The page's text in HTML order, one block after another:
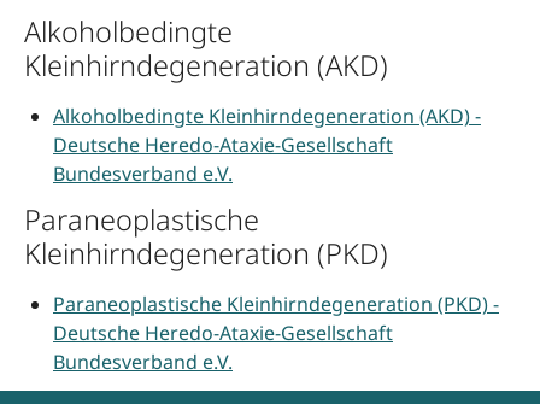
Alkoholbedingte
Kleinhirndegeneration (AKD)
Alkoholbedingte Kleinhirndegeneration (AKD) -
Deutsche Heredo-Ataxie-Gesellschaft
Bundesverband e.V.
Paraneoplastische
Kleinhirndegeneration (PKD)
Paraneoplastische Kleinhirndegeneration (PKD) -
Deutsche Heredo-Ataxie-Gesellschaft
Bundesverband e.V.